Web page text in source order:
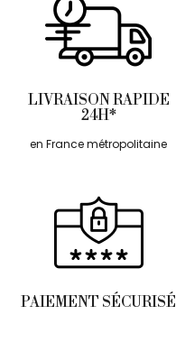
LIVRAISON RAPIDE
24H*
en France métropolitaine
PAIEMENT SÉCURISÉ